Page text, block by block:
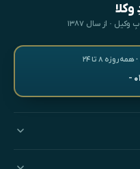
وکلا
· از سال ۱۳۸۷
۸ تا ۲۴